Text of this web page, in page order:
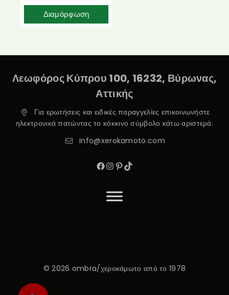
Διαμόρφωση
Λεωφόρος Κύπρου 100, 16232, Βύρωνας,
Αττικής
Για ερωτήσεις και ειδικές παραγγελίες επικοινωνήστε
ηλεκτρονικά πατώντας το κόκκινο σύμβολο κάτω αριστερά.
info@xerokamoto.com
© 2026 ombra/χεροκάμωτο από το 1978